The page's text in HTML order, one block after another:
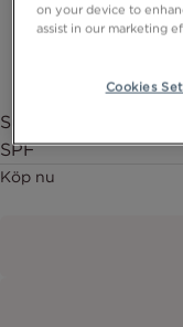
Sun Lip Balm SPF
SPF
Köp nu
on your device to
assist in our marketing
Cookies